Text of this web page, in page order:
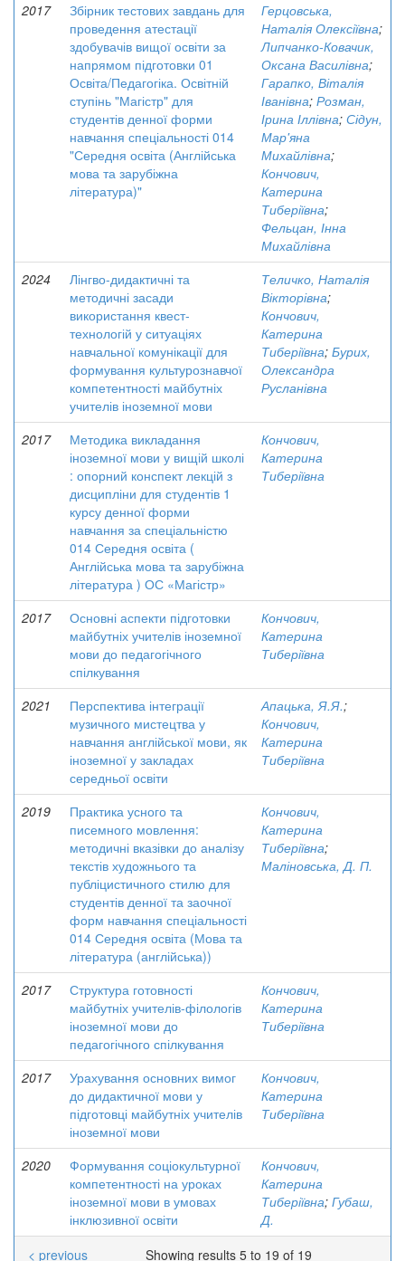
2017
Збірник тестових завдань для
проведення атестації
здобувачів вищої освіти за
напрямом підготовки 01
Освіта/Педагогіка. Освітній
ступінь "Магістр" для
студентів денної форми
навчання спеціальності 014
"Середня освіта (Англійська
мова та зарубіжна
література)"
Герцовська,
Наталія Олексіївна;
Липчанко-Ковачик,
Оксана Василівна;
Гарапко, Віталія
Іванівна; Розман,
Ірина Іллівна; Сідун,
Мар'яна
Михайлівна;
Кончович,
Катерина
Тиберіївна;
Фельцан, Інна
Михайлівна
2024
Лінгво-дидактичні та
методичні засади
використання квест-
технологій у ситуаціях
навчальної комунікації для
формування культурознавчої
компетентності майбутніх
учителів іноземної мови
Теличко, Наталія
Вікторівна;
Кончович,
Катерина
Тиберіївна; Бурих,
Олександра
Русланівна
2017
Методика викладання
іноземної мови у вищій школі
: опорний конспект лекцій з
дисципліни для студентів 1
курсу денної форми
навчання за спеціальністю
014 Середня освіта (
Англійська мова та зарубіжна
література ) ОС «Магістр»
Кончович,
Катерина
Тиберіївна
2017
Основні аспекти підготовки
майбутніх учителів іноземної
мови до педагогічного
спілкування
Кончович,
Катерина
Тиберіївна
2021
Перспектива інтеграції
музичного мистецтва у
навчання англійської мови, як
іноземної у закладах
середньої освіти
Апацька, Я.Я.;
Кончович,
Катерина
Тиберіївна
2019
Практика усного та
писемного мовлення:
методичні вказівки до аналізу
текстів художнього та
публіцистичного стилю для
студентів денної та заочної
форм навчання спеціальності
014 Середня освіта (Мова та
література (англійська))
Кончович,
Катерина
Тиберіївна;
Маліновська, Д. П.
2017
Структура готовності
майбутніх учителів-філологів
іноземної мови до
педагогічного спілкування
Кончович,
Катерина
Тиберіївна
2017
Урахування основних вимог
до дидактичної мови у
підготовці майбутніх учителів
іноземної мови
Кончович,
Катерина
Тиберіївна
2020
Формування соціокультурної
компетентності на уроках
іноземної мови в умовах
інклюзивної освіти
Кончович,
Катерина
Тиберіївна; Губаш,
Д.
Showing results 5 to 19 of 19
< previous